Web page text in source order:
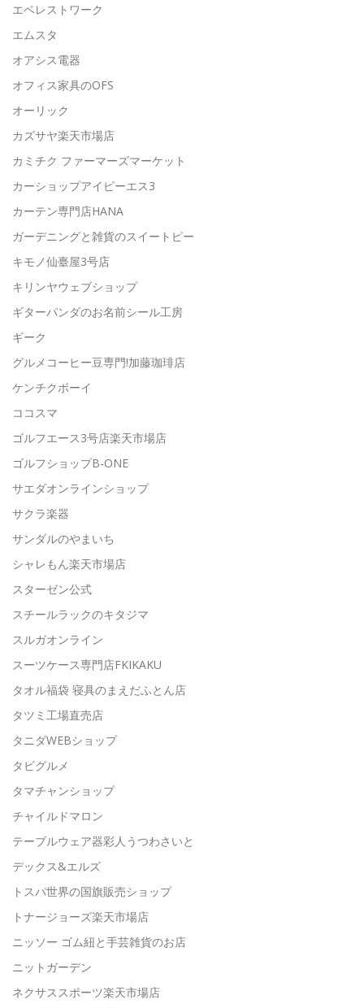
エベレストワーク
エムスタ
オアシス電器
オフィス家具のOFS
オーリック
カズサヤ楽天市場店
カミチク ファーマーズマーケット
カーショップアイピーエス3
カーテン専門店HANA
ガーデニングと雑貨のスイートピー
キモノ仙臺屋3号店
キリンヤウェブショップ
ギターパンダのお名前シール工房
ギーク
グルメコーヒー豆専門!加藤珈琲店
ケンチクボーイ
ココスマ
ゴルフエース3号店楽天市場店
ゴルフショップB-ONE
サエダオンラインショップ
サクラ楽器
サンダルのやまいち
シャレもん楽天市場店
スターゼン公式
スチールラックのキタジマ
スルガオンライン
スーツケース専門店FKIKAKU
タオル福袋 寝具のまえだふとん店
タツミ工場直売店
タニダWEBショップ
タビグルメ
タマチャンショップ
チャイルドマロン
テーブルウェア器彩人うつわさいと
デックス&エルズ
トスパ世界の国旗販売ショップ
トナージョーズ楽天市場店
ニッソー ゴム紐と手芸雑貨のお店
ニットガーデン
ネクサススポーツ楽天市場店